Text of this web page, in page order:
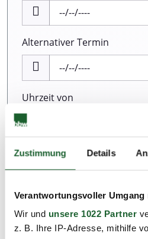
Zustimmung Details
Verantwortungsvoller Umgang
Wir und unsere 1022 Partner
z. B. Ihre IP-Adresse, mithilfe
Alternativer Termin
Uhrzeit von
Uhrzeit bis
Teilnehmerzahl *